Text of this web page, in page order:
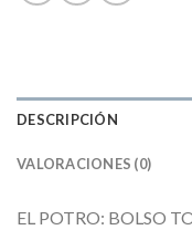
DESCRIPCIÓN
VALORACIONES (0)
EL POTRO: BOLSO